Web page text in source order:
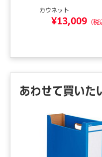
カウネット
¥13,009 （税
あわせて買いた